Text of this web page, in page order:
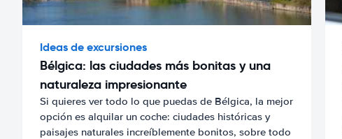
Ideas de excursiones
Bélgica: las ciudades más bonitas y una
naturaleza impresionante
Si quieres ver todo lo que puedas de Bélgica, la mejor
opción es alquilar un coche: ciudades históricas y
paisajes naturales increíblemente bonitos, sobre todo